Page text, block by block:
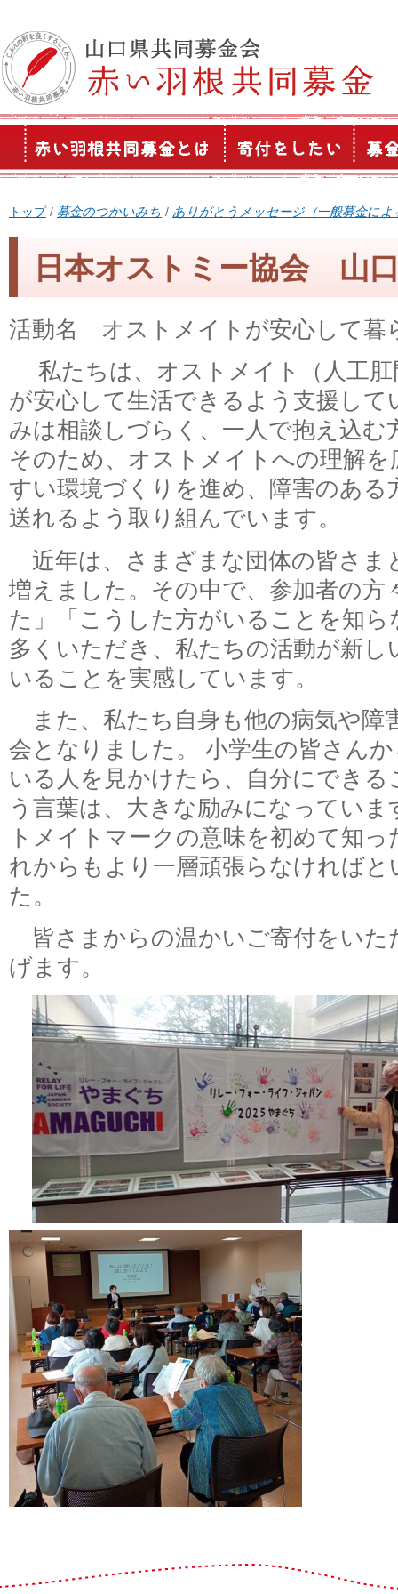
現
在
置：
トップ/ 募金のつかいみち / ありがとうメッセージ（一般募金によ
日本オストミー協会 山
活動名 オストメイトが安心して暮
私たちは、オストメイト（人工肛
が安心して生活できるよう支援して
みは相談しづらく、一人で抱え込
そのため、オストメイトへの理解
すい環境づくりを進め、障害のある
送れるよう取り組んでいます。
近年は、さまざまな団体の皆さま
増えました。その中で、参加者の方
た」「こうした方がいることを知
多くいただき、私たちの活動が新
いることを実感しています。
また、私たち自身も他の病気や障
会となりました。 小学生の皆さん
いる人を見かけたら、自分にでき
う言葉は、大きな励みになってい
トメイトマークの意味を初めて知
れからもより一層頑張らなければ
た。
皆さまからの温かいご寄付をいた
げます。